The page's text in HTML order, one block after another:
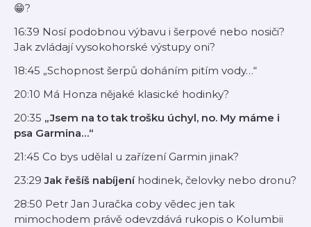
😁?
16:39 Nosí podobnou výbavu i šerpové nebo nosiči?
Jak zvládají vysokohorské výstupy oni?
18:45 „Schopnost šerpů doháním pitím vody…“
20:10 Má Honza nějaké klasické hodinky?
20:35 „Jsem na to tak trošku úchyl, no. My máme i
psa Garmina…“
21:45 Co bys udělal u zařízení Garmin jinak?
23:29Jak řešíš nabíjení hodinek, čelovky nebo dronu?
28:50 Petr Jan Juračka coby vědec jen tak
mimochodem právě odevzdává rukopis o Kolumbii